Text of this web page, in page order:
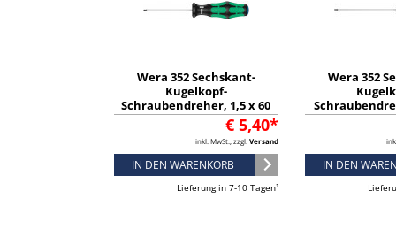
Wera 352 Sechskant-
Kugelkopf-
Schraubendreher, 1,5 x 60
mm - 05022795001€ 5,40*
inkl. MwSt., zzgl. Versand
IN DEN WARENKORB
Lieferung in 7-10 Tagen¹
Wera 352
mm -
IN DEN